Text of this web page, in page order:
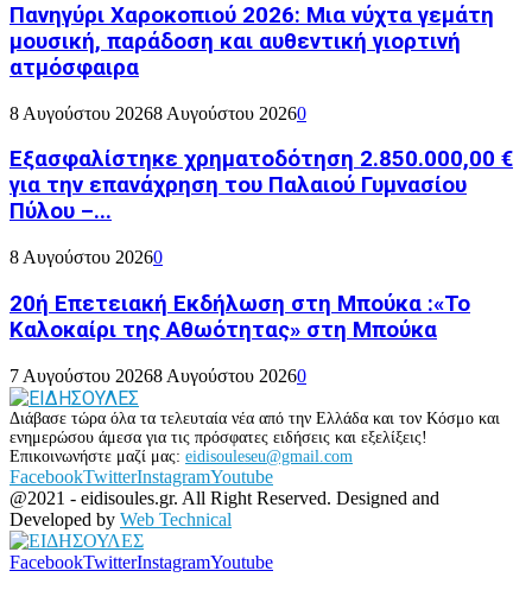
Πανηγύρι Χαροκοπιού 2026: Μια νύχτα γεμάτη
μουσική, παράδοση και αυθεντική γιορτινή
ατμόσφαιρα
8 Αυγούστου 20268 Αυγούστου 20260
Εξασφαλίστηκε χρηματοδότηση 2.850.000,00 €
για την επανάχρηση του Παλαιού Γυμνασίου
Πύλου –...
8 Αυγούστου 20260
20ή Επετειακή Εκδήλωση στη Μπούκα :«Το
Καλοκαίρι της Αθωότητας» στη Μπούκα
7 Αυγούστου 20268 Αυγούστου 20260
Διάβασε τώρα όλα τα τελευταία νέα από την Ελλάδα και τον Κόσμο και
ενημερώσου άμεσα για τις πρόσφατες ειδήσεις και εξελίξεις!
Επικοινωνήστε μαζί μας: eidisouleseu@gmail.com
FacebookTwitterInstagramYoutube
@2021 - eidisoules.gr. All Right Reserved. Designed and
Developed by Web Technical
FacebookTwitterInstagramYoutube